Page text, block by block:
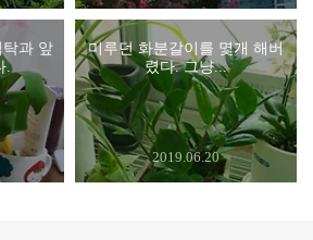
탁과 앞
.
미루던 화분갈이를 몇개 해버
렸다. 그냥...
2019.06.20